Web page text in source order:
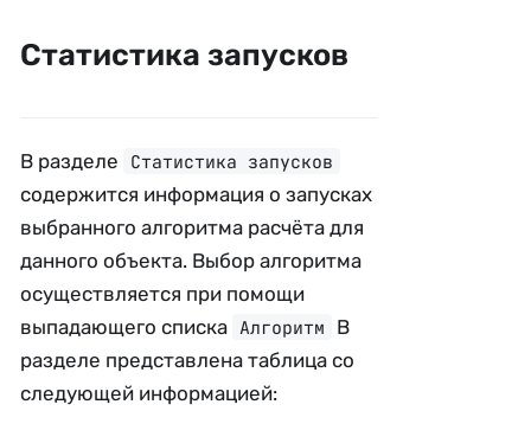
Статистика запусков
В разделе Статистика запусков
содержится информация о запусках
выбранного алгоритма расчёта для
данного объекта. Выбор алгоритма
осуществляется при помощи
выпадающего списка Алгоритм
В
разделе представлена таблица со
следующей информацией: